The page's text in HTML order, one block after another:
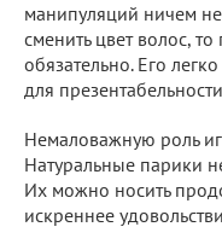
манипуляций ничем
сменить цвет волос,
обязательно. Его
для
Немаловажную роль
Натуральные парики
Их можно носить
искреннее